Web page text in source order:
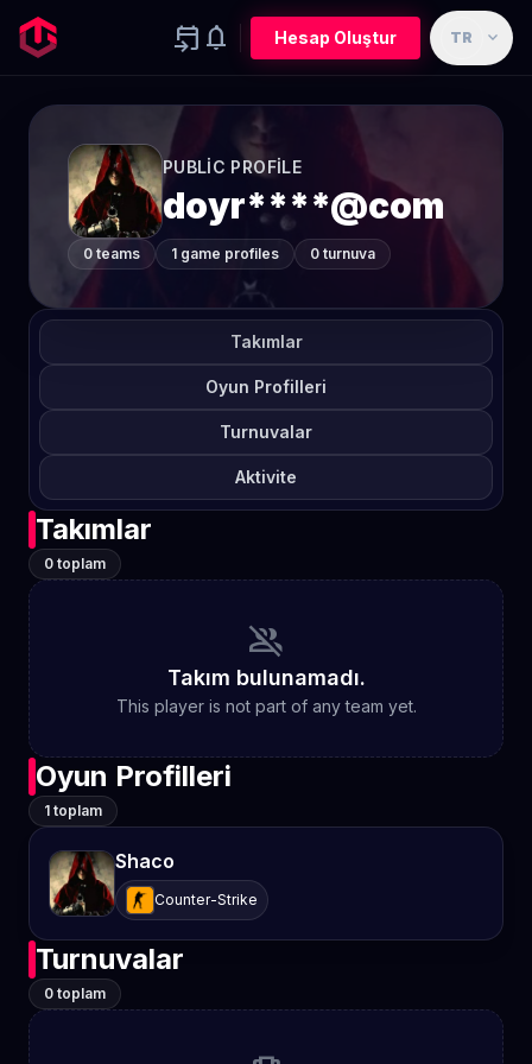
event_upcoming notifications Hesap Oluştur TR expand_more
PUBLIC PROFILE
doyr****@com
0 teams 1 game profiles 0 turnuva
Takımlar
Oyun Profilleri
Turnuvalar
Aktivite
Takımlar
0 toplam
group_off
Takım bulunamadı.
This player is not part of any team yet.
Oyun Profilleri
1 toplam
Shaco
Counter-Strike
Turnuvalar
0 toplam